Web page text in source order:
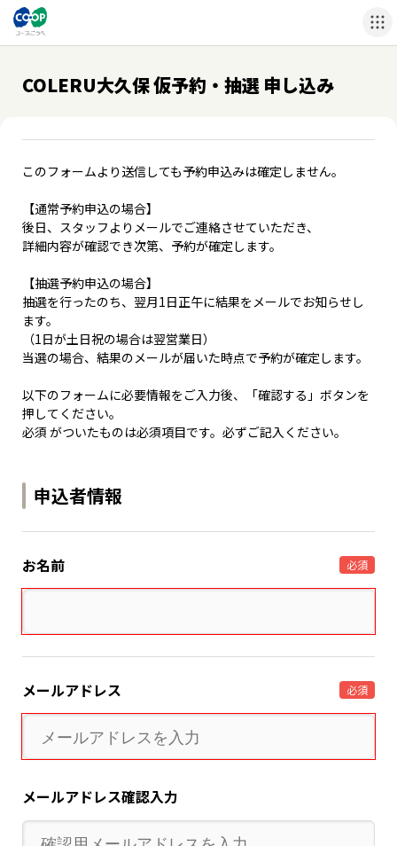
COLERU大久保 仮予約・抽選 申し込み
このフォームより送信しても予約申込みは確定しません。
【通常予約申込の場合】
後日、スタッフよりメールでご連絡させていただき、
詳細内容が確認でき次第、予約が確定します。
【抽選予約申込の場合】
抽選を行ったのち、翌月1日正午に結果をメールでお知らせし
ます。
（1日が土日祝の場合は翌営業日）
当選の場合、結果のメールが届いた時点で予約が確定します。
以下のフォームに必要情報をご入力後、「確認する」ボタンを
押してください。
必須 がついたものは必須項目です。必ずご記入ください。
申込者情報
お名前 必須
メールアドレス 必須
メールアドレス確認入力